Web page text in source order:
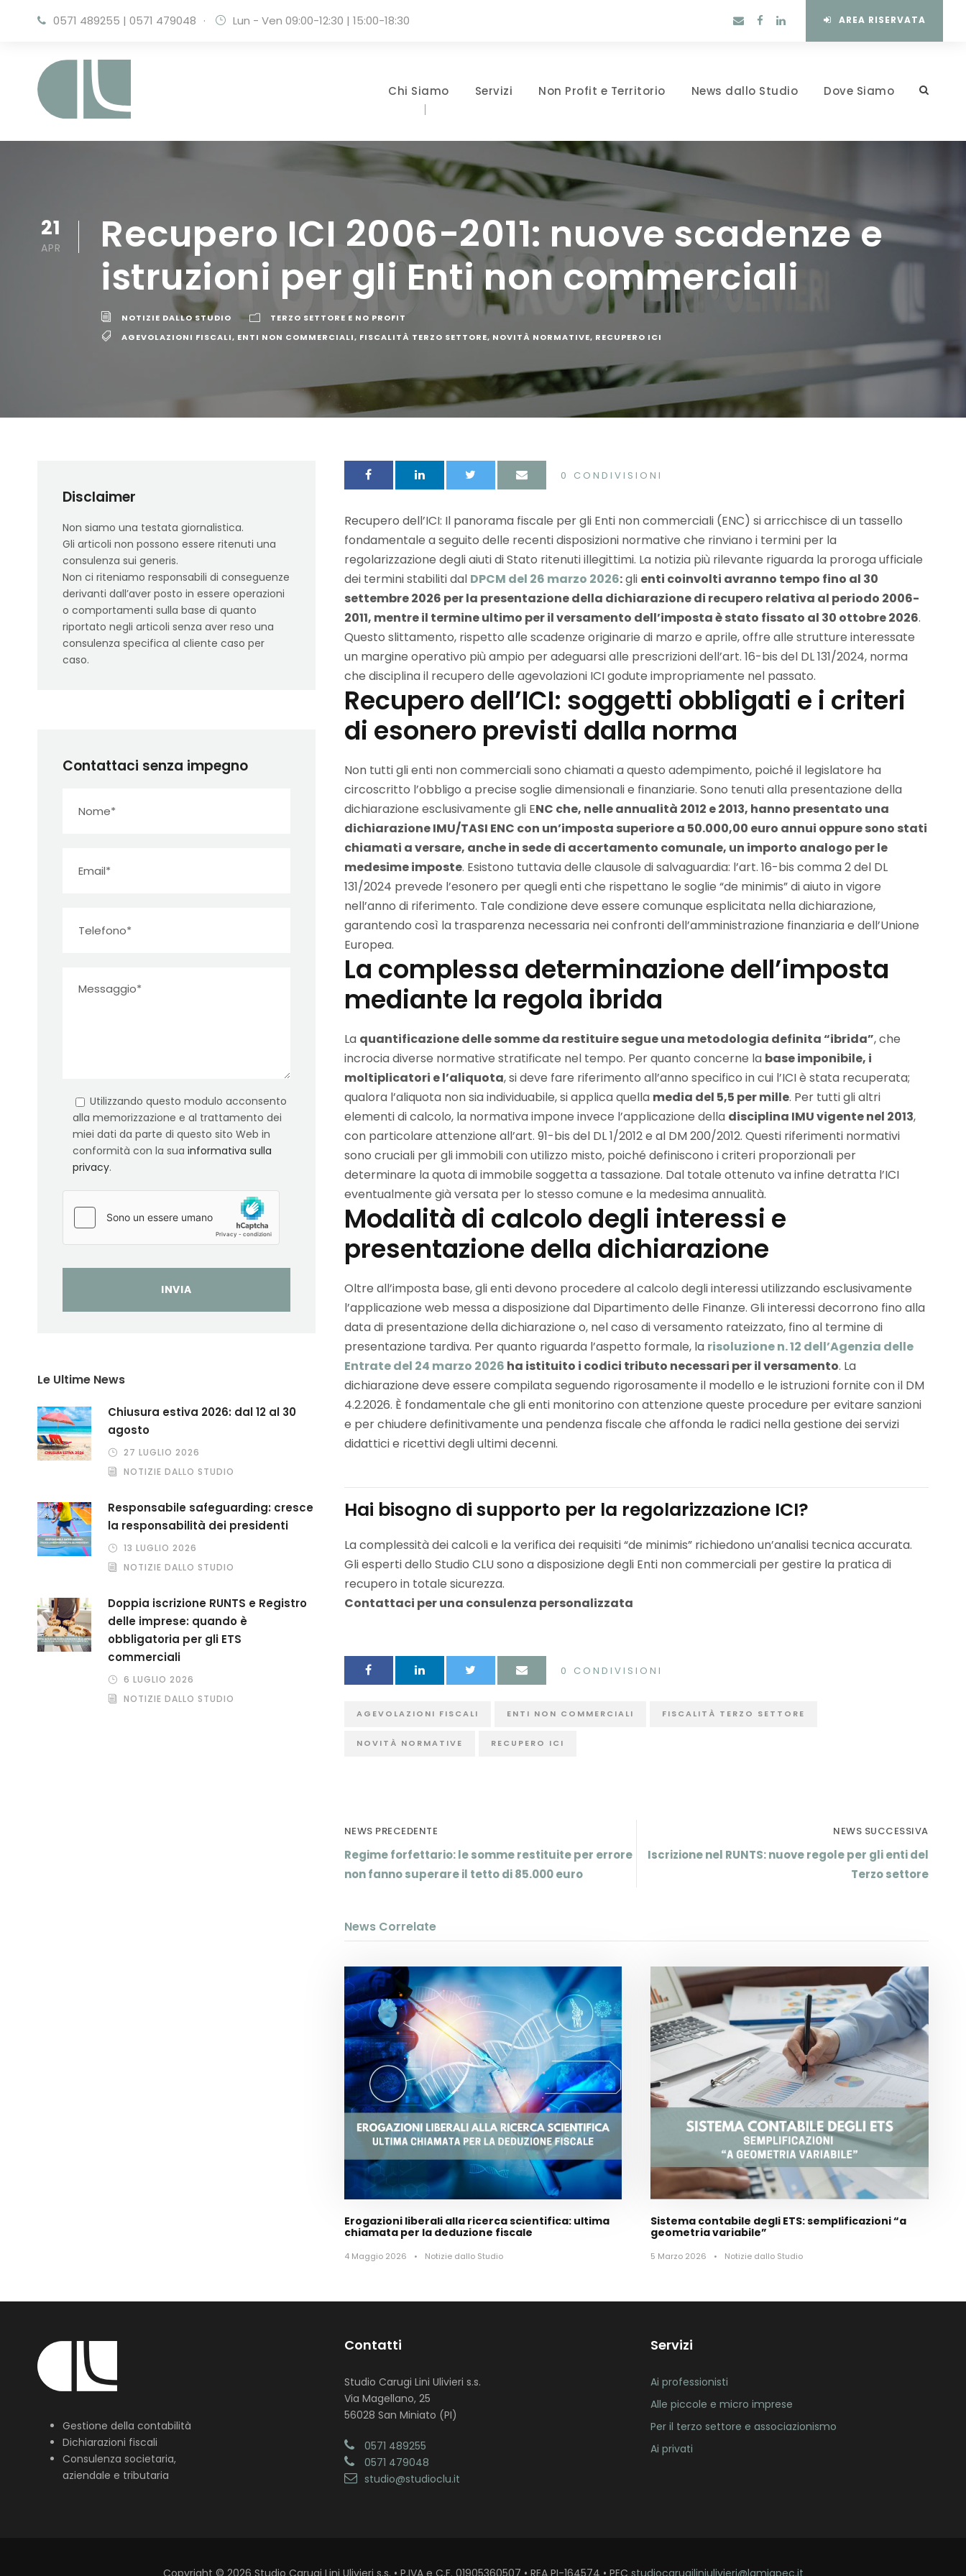
0571 489255 | 0571 479048 · Lun - Ven 09:00-12:30 | 15:00-18:30 AREA RISERVATA
Chi Siamo Servizi Non Profit e Territorio News dallo Studio Dove Siamo
21
APR
Recupero ICI 2006-2011: nuove scadenze e
istruzioni per gli Enti non commerciali
NOTIZIE DALLO STUDIO
TERZO SETTORE E NO PROFIT
AGEVOLAZIONI FISCALI, ENTI NON COMMERCIALI, FISCALITÀ TERZO SETTORE, NOVITÀ NORMATIVE, RECUPERO ICI
0 CONDIVISIONI
Recupero dell’ICI: Il panorama fiscale per gli Enti non commerciali (ENC) si arricchisce di un tassello
fondamentale a seguito delle recenti disposizioni normative che rinviano i termini per la
regolarizzazione degli aiuti di Stato ritenuti illegittimi. La notizia più rilevante riguarda la proroga ufficiale
dei termini stabiliti dal DPCM del 26 marzo 2026:gli enti coinvolti avranno tempo fino al 30
settembre 2026 per la presentazione della dichiarazione di recupero relativa al periodo 2006-
2011, mentre il termine ultimo per il versamento dell’imposta è stato fissato al 30 ottobre 2026.
Questo slittamento, rispetto alle scadenze originarie di marzo e aprile, offre alle strutture interessate
un margine operativo più ampio per adeguarsi alle prescrizioni dell’art. 16-bis del DL 131/2024, norma
che disciplina il recupero delle agevolazioni ICI godute impropriamente nel passato.
Recupero dell’ICI: soggetti obbligati e i criteri
di esonero previsti dalla norma
Non tutti gli enti non commerciali sono chiamati a questo adempimento, poiché il legislatore ha
circoscritto l’obbligo a precise soglie dimensionali e finanziarie. Sono tenuti alla presentazione della
dichiarazione esclusivamente gli ENC che, nelle annualità 2012 e 2013, hanno presentato una
dichiarazione IMU/TASI ENC con un’imposta superiore a 50.000,00 euro annui oppure sono stati
chiamati a versare, anche in sede di accertamento comunale, un importo analogo per le
medesime imposte. Esistono tuttavia delle clausole di salvaguardia: l’art. 16-bis comma 2 del DL
131/2024 prevede l’esonero per quegli enti che rispettano le soglie “de minimis” di aiuto in vigore
nell’anno di riferimento. Tale condizione deve essere comunque esplicitata nella dichiarazione,
garantendo così la trasparenza necessaria nei confronti dell’amministrazione finanziaria e dell’Unione
Europea.
La complessa determinazione dell’imposta
mediante la regola ibrida
La quantificazione delle somme da restituire segue una metodologia definita “ibrida”, che
incrocia diverse normative stratificate nel tempo. Per quanto concerne la base imponibile, i
moltiplicatori e l’aliquota, si deve fare riferimento all’anno specifico in cui l’ICI è stata recuperata;
qualora l’aliquota non sia individuabile, si applica quella media del 5,5 per mille. Per tutti gli altri
elementi di calcolo, la normativa impone invece l’applicazione della disciplina IMU vigente nel 2013,
con particolare attenzione all’art. 91-bis del DL 1/2012 e al DM 200/2012. Questi riferimenti normativi
sono cruciali per gli immobili con utilizzo misto, poiché definiscono i criteri proporzionali per
determinare la quota di immobile soggetta a tassazione. Dal totale ottenuto va infine detratta l’ICI
eventualmente già versata per lo stesso comune e la medesima annualità.
Modalità di calcolo degli interessi e
presentazione della dichiarazione
Oltre all’imposta base, gli enti devono procedere al calcolo degli interessi utilizzando esclusivamente
l’applicazione web messa a disposizione dal Dipartimento delle Finanze. Gli interessi decorrono fino alla
data di presentazione della dichiarazione o, nel caso di versamento rateizzato, fino al termine di
presentazione tardiva. Per quanto riguarda l’aspetto formale, la risoluzione n. 12 dell’Agenzia delle
Entrate del 24 marzo 2026 ha istituito i codici tributo necessari per il versamento. La
dichiarazione deve essere compilata seguendo rigorosamente il modello e le istruzioni fornite con il DM
4.2.2026. È fondamentale che gli enti monitorino con attenzione queste procedure per evitare sanzioni
e per chiudere definitivamente una pendenza fiscale che affonda le radici nella gestione dei servizi
didattici e ricettivi degli ultimi decenni.
Hai bisogno di supporto per la regolarizzazione ICI?
La complessità dei calcoli e la verifica dei requisiti “de minimis” richiedono un’analisi tecnica accurata.
Gli esperti dello Studio CLU sono a disposizione degli Enti non commerciali per gestire la pratica di
recupero in totale sicurezza.
Contattaci per una consulenza personalizzata
0 CONDIVISIONI
AGEVOLAZIONI FISCALI ENTI NON COMMERCIALI FISCALITÀ TERZO SETTORE
NOVITÀ NORMATIVE RECUPERO ICI
NEWS PRECEDENTE
Regime forfettario: le somme restituite per errore
non fanno superare il tetto di 85.000 euro
NEWS SUCCESSIVA
Iscrizione nel RUNTS: nuove regole per gli enti del
Terzo settore
News Correlate
Erogazioni liberali alla ricerca scientifica: ultima
chiamata per la deduzione fiscale
4 Maggio 2026 • Notizie dallo Studio
Sistema contabile degli ETS: semplificazioni “a
geometria variabile”
5 Marzo 2026 • Notizie dallo Studio
Disclaimer
Non siamo una testata giornalistica.
Gli articoli non possono essere ritenuti una
consulenza sui generis.
Non ci riteniamo responsabili di conseguenze
derivanti dall’aver posto in essere operazioni
o comportamenti sulla base di quanto
riportato negli articoli senza aver reso una
consulenza specifica al cliente caso per
caso.
Contattaci senza impegno
Utilizzando questo modulo acconsento
alla memorizzazione e al trattamento dei
miei dati da parte di questo sito Web in
conformità con la sua informativa sulla
privacy.
Le Ultime News
Chiusura estiva 2026: dal 12 al 30
agosto
27 LUGLIO 2026
NOTIZIE DALLO STUDIO
Responsabile safeguarding: cresce
la responsabilità dei presidenti
13 LUGLIO 2026
NOTIZIE DALLO STUDIO
Doppia iscrizione RUNTS e Registro
delle imprese: quando è
obbligatoria per gli ETS
commerciali
6 LUGLIO 2026
NOTIZIE DALLO STUDIO
Gestione della contabilità
Dichiarazioni fiscali
Consulenza societaria,
aziendale e tributaria
Contatti
Studio Carugi Lini Ulivieri s.s.
Via Magellano, 25
56028 San Miniato (PI)
0571 489255
0571 479048
studio@studioclu.it
Servizi
Ai professionisti
Alle piccole e micro imprese
Per il terzo settore e associazionismo
Ai privati